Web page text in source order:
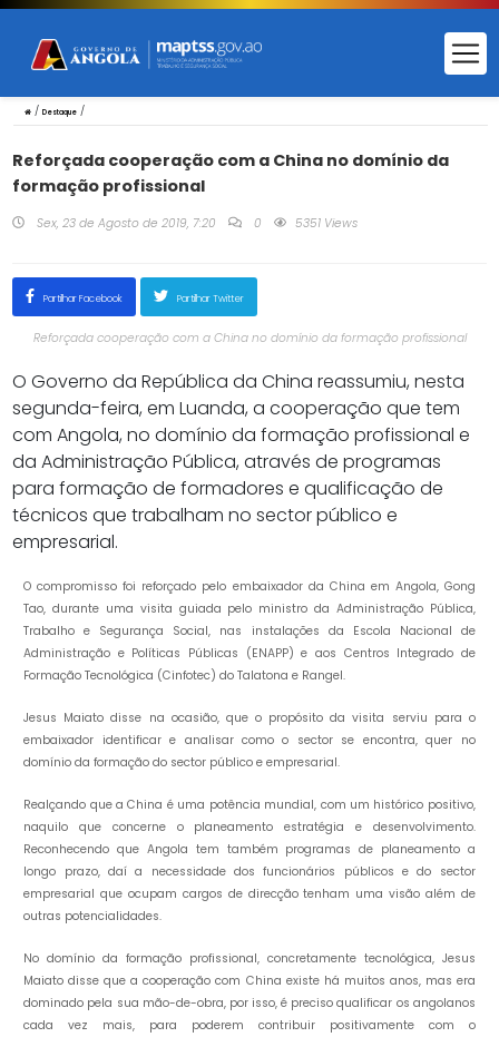
/ Destaque/
Reforçada cooperação com a China no domínio da
formação profissional
Sex, 23 de Agosto de 2019, 7:20 0 5351 Views
Partilhar Facebook Partilhar Twitter
Reforçada cooperação com a China no domínio da formação profissional
O Governo da República da China reassumiu, nesta
segunda-feira, em Luanda, a cooperação que tem
com Angola, no domínio da formação profissional e
da Administração Pública, através de programas
para formação de formadores e qualificação de
técnicos que trabalham no sector público e
empresarial.
O compromisso foi reforçado pelo embaixador da China em Angola, Gong
Tao, durante uma visita guiada pelo ministro da Administração Pública,
Trabalho e Segurança Social, nas instalações da Escola Nacional de
Administração e Políticas Públicas (ENAPP) e aos Centros Integrado de
Formação Tecnológica (Cinfotec) do Talatona e Rangel.
Jesus Maiato disse na ocasião, que o propósito da visita serviu para o
embaixador identificar e analisar como o sector se encontra, quer no
domínio da formação do sector público e empresarial.
Realçando que a China é uma potência mundial, com um histórico positivo,
naquilo que concerne o planeamento estratégia e desenvolvimento.
Reconhecendo que Angola tem também programas de planeamento a
longo prazo, daí a necessidade dos funcionários públicos e do sector
empresarial que ocupam cargos de direcção tenham uma visão além de
outras potencialidades.
No domínio da formação profissional, concretamente tecnológica, Jesus
Maiato disse que a cooperação com China existe há muitos anos, mas era
dominado pela sua mão-de-obra, por isso, é preciso qualificar os angolanos
cada vez mais, para poderem contribuir positivamente com o